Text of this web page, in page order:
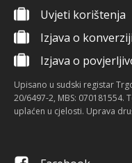
Uvjeti korištenja
Izjava o konverziji
Izjava o
Upisano u sudski registar
20/6497-2, MBS: 070181554.
uplaćen u cjelosti. Uprava